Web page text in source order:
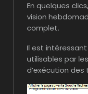
En quelques
vision
complet.
Il est
utilisables par
d’exécution des